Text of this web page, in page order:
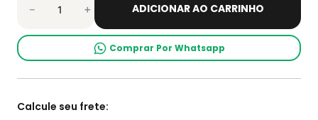
＋
－ ADICIONAR AO CARRINHO
Comprar Por Whatsapp